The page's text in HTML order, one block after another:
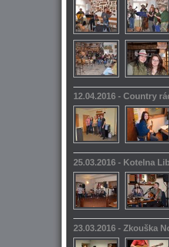
12.04.2016 - Country
25.03.2016 - Kotelna
23.03.2016 - Zkouška